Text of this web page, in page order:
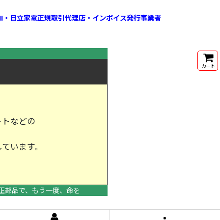
日立家電正規取引代理店・インボイス発行事業者
などの
います。
ます。
品で、もう一度、命を
カート